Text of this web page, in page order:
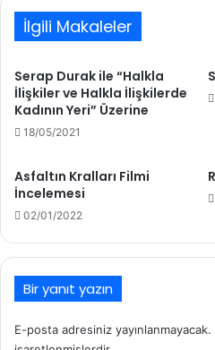
İlgili Makaleler
Serap Durak ile “Halkla
İlişkiler ve Halkla İlişkilerde
Kadının Yeri” Üzerine
18/05/2021
Asfaltın Kralları Filmi
İncelemesi
02/01/2022
Bir yanıt yazın
E-posta adresiniz yayınlanmayacak.